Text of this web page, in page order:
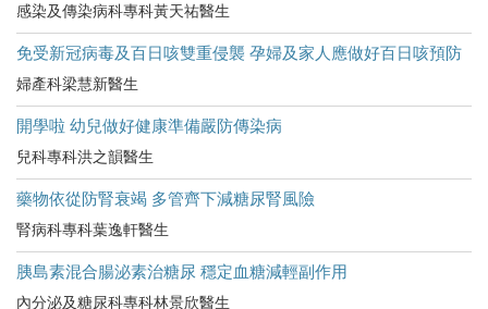
感染及傳染病科專科黃天祐醫生
免受新冠病毒及百日咳雙重侵襲 孕婦及家人應做好百日咳預防
婦產科梁慧新醫生
開學啦 幼兒做好健康準備嚴防傳染病
兒科專科洪之韻醫生
藥物依從防腎衰竭 多管齊下減糖尿腎風險
腎病科專科葉逸軒醫生
胰島素混合腸泌素治糖尿 穩定血糖減輕副作用
內分泌及糖尿科專科林景欣醫生